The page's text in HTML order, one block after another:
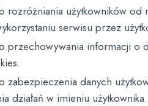
rozróżniania użytkowników
serwisu przez
przechowywania informacji o
zabezpieczenia danych
działań w imieniu użytkownika.